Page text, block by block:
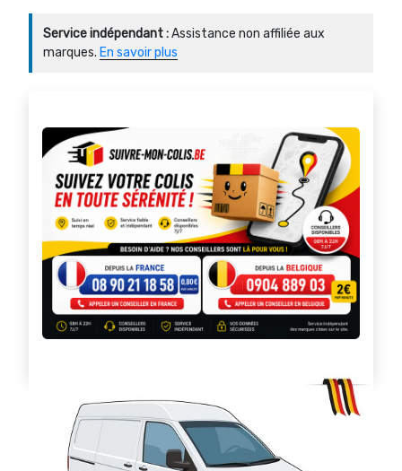
Service indépendant :Assistance non affiliée aux
marques. En savoir plus